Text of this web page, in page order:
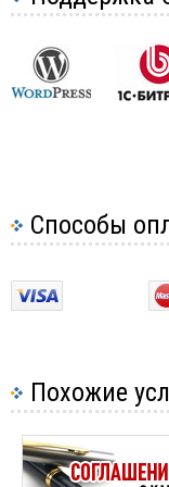
Прочие
Ограничения
Ограничения
Ошибки
Почему
Настройка
Как
с помощью
Способы
Похожие